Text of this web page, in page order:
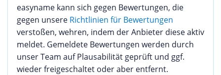
easyname kann sich gegen Bewertungen, die
gegen unsere Richtlinien für Bewertungen
verstoßen, wehren, indem der Anbieter diese aktiv
meldet. Gemeldete Bewertungen werden durch
unser Team auf Plausabilität geprüft und ggf.
wieder freigeschaltet oder aber entfernt.